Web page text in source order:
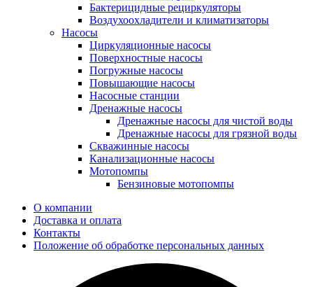
Бактерицидные рециркуляторы
Воздухоохладители и климатизаторы
Насосы
Циркуляционные насосы
Поверхностные насосы
Погружные насосы
Повышающие насосы
Насосные станции
Дренажные насосы
Дренажные насосы для чистой воды
Дренажные насосы для грязной воды
Скважинные насосы
Канализационные насосы
Мотопомпы
Бензиновые мотопомпы
О компании
Доставка и оплата
Контакты
Положение об обработке персональных данных